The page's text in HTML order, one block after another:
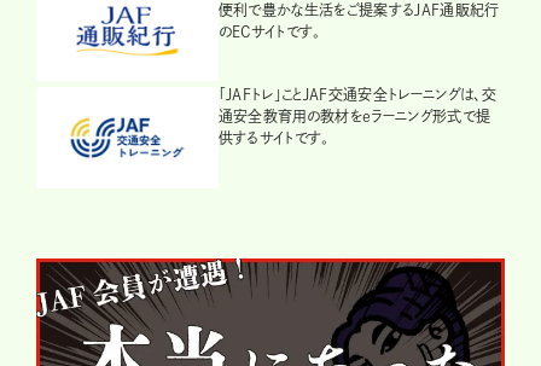
便利で豊かな生活をご提案するJAF通販紀行
のECサイトです。
「JAFトレ」ことJAF交通安全トレーニングは、交
通安全教育用の教材をeラーニング形式で提
供するサイトです。